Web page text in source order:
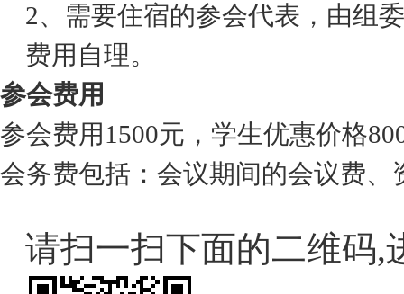
2、需要住宿的参会代表，由组
费用自理。
参会费用
参会费用 1500元，学生优惠价格
会务费包括：会议期间的会议费
请扫一扫下面的二维码,